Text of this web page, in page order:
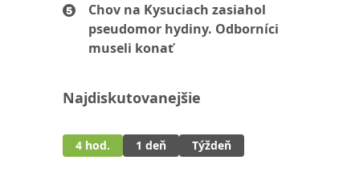
Chov na Kysuciach zasiahol
pseudomor hydiny. Odborníci
museli konať
Najdiskutovanejšie
4 hod. 1 deň Týždeň